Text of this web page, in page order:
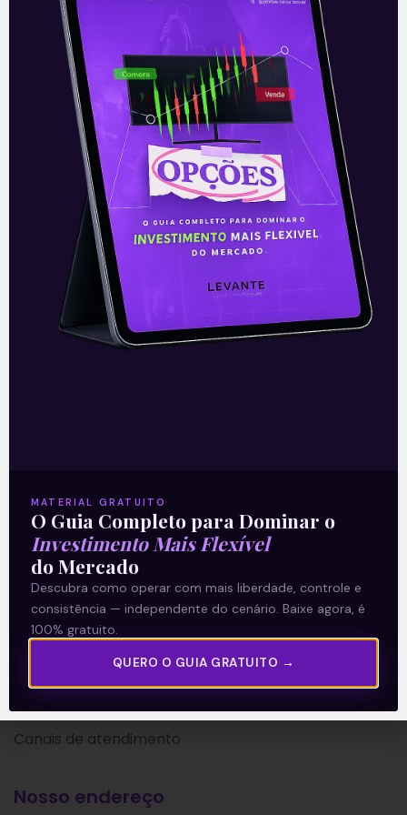
Esse crescimento reflete tanto o forte
desempenho do próprio ouro, que
avança mais de 65% no ano, quanto o
apetite crescente dos investidores de
criptoativos
Leia mais
18/12/2025
Explore
Artigos
E Eu Com Isso?
Vídeos no Youtube
Manuais de Investimento
Canais de atendimento
Nosso endereço
MATERIAL GRATUITO
O Guia Completo para Dominar o
Investimento Mais Flexível
do Mercado
Descubra como operar com mais liberdade, controle e
consistência — independente do cenário. Baixe agora, é
100% gratuito.
QUERO O GUIA GRATUITO →